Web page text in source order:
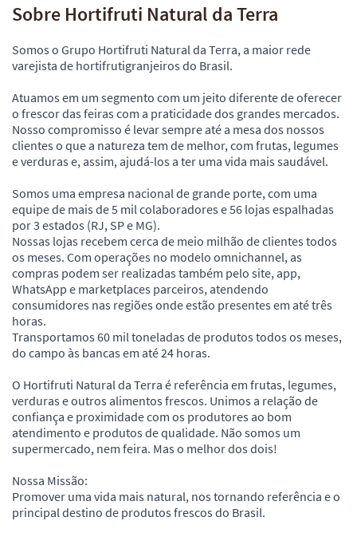
Sobre Hortifruti Natural da Terra
Somos o Grupo Hortifruti Natural da Terra, a maior rede
varejista de hortifrutigranjeiros do Brasil.
Atuamos em um segmento com um jeito diferente de oferecer
o frescor das feiras com a praticidade dos grandes mercados.
Nosso compromisso é levar sempre até a mesa dos nossos
clientes o que a natureza tem de melhor, com frutas, legumes
e verduras e, assim, ajudá-los a ter uma vida mais saudável.
Somos uma empresa nacional de grande porte, com uma
equipe de mais de 5 mil colaboradores e 56 lojas espalhadas
por 3 estados (RJ, SP e MG).
Nossas lojas recebem cerca de meio milhão de clientes todos
os meses. Com operações no modelo omnichannel, as
compras podem ser realizadas também pelo site, app,
WhatsApp e marketplaces parceiros, atendendo
consumidores nas regiões onde estão presentes em até três
horas.
Transportamos 60 mil toneladas de produtos todos os meses,
do campo às bancas em até 24 horas.
O Hortifruti Natural da Terra é referência em frutas, legumes,
verduras e outros alimentos frescos. Unimos a relação de
confiança e proximidade com os produtores ao bom
atendimento e produtos de qualidade. Não somos um
supermercado, nem feira. Mas o melhor dos dois!
Nossa Missão:
Promover uma vida mais natural, nos tornando referência e o
principal destino de produtos frescos do Brasil.